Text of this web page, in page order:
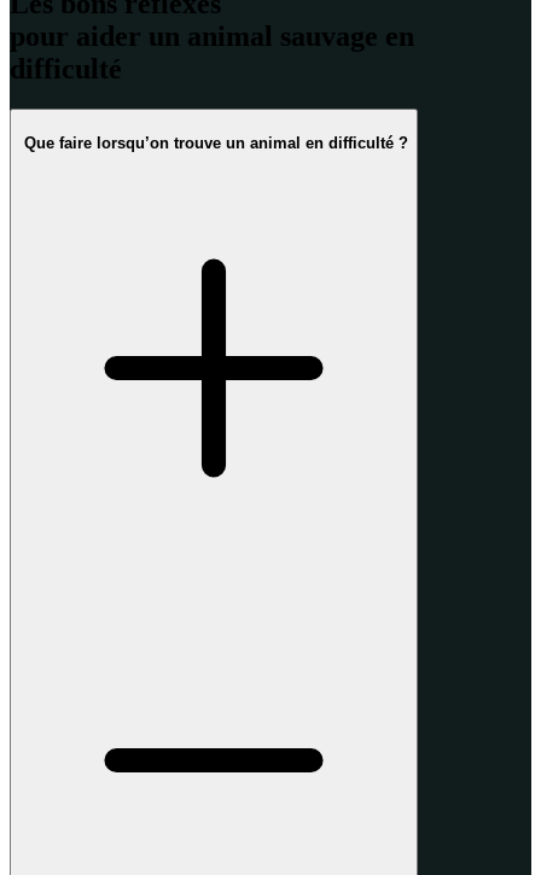
pour aider un animal sauvage en
difficulté
Que faire lorsqu’on trouve un animal en difficulté ?